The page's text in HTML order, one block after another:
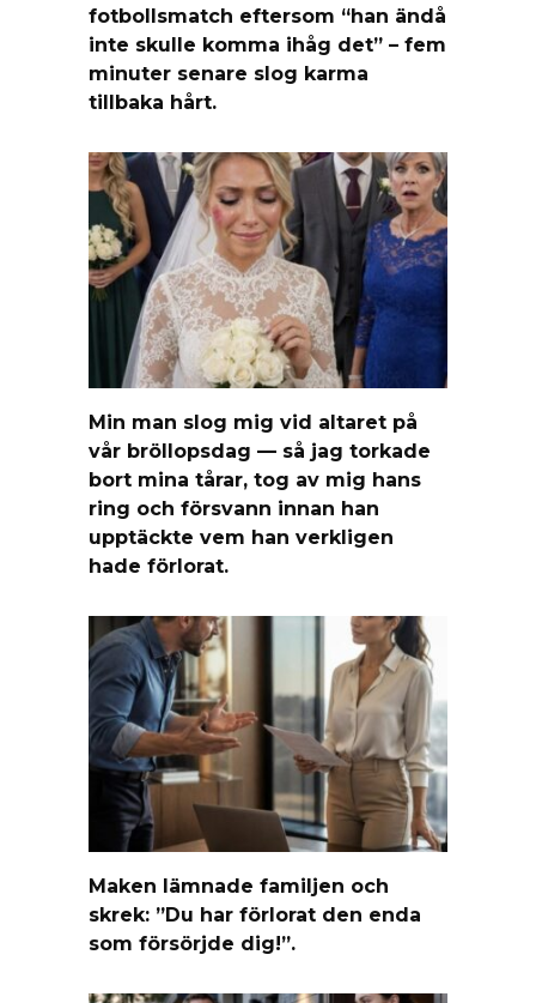
fotbollsmatch eftersom “han ändå
inte skulle komma ihåg det” – fem
minuter senare slog karma
tillbaka hårt.
Min man slog mig vid altaret på
vår bröllopsdag — så jag torkade
bort mina tårar, tog av mig hans
ring och försvann innan han
upptäckte vem han verkligen
hade förlorat.
Maken lämnade familjen och
skrek: ”Du har förlorat den enda
som försörjde dig!”.